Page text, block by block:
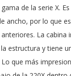
de la serie X.
ancho, por lo que
La cabina
estructura y tiene
que más